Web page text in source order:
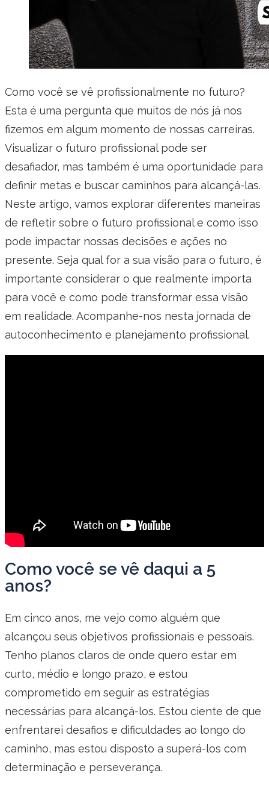
Como você se vê profissionalmente no futuro?
Esta é uma pergunta que muitos de nós já nos
fizemos em algum momento de nossas carreiras.
Visualizar o futuro profissional pode ser
desafiador, mas também é uma oportunidade para
definir metas e buscar caminhos para alcançá-las.
Neste artigo, vamos explorar diferentes maneiras
de refletir sobre o futuro profissional e como isso
pode impactar nossas decisões e ações no
presente. Seja qual for a sua visão para o futuro, é
importante considerar o que realmente importa
para você e como pode transformar essa visão
em realidade. Acompanhe-nos nesta jornada de
autoconhecimento e planejamento profissional.
Como você se vê daqui a 5
anos?
Em cinco anos, me vejo como alguém que
alcançou seus objetivos profissionais e pessoais.
Tenho planos claros de onde quero estar em
curto, médio e longo prazo, e estou
comprometido em seguir as estratégias
necessárias para alcançá-los. Estou ciente de que
enfrentarei desafios e dificuldades ao longo do
caminho, mas estou disposto a superá-los com
determinação e perseverança.